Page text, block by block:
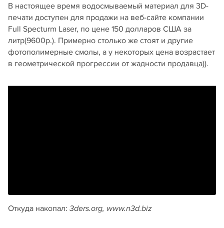
В настоящее время водосмываемый материал для 3D-
печати доступен для продажи на веб-сайте компании
Full Specturm Laser, по цене 150 долларов США за
литр(9600р.). Примерно столько же стоят и другие
фотополимерные смолы, а у некоторых цена возрастает
в геометрической прогрессии от жадности продавца)).
Откуда накопал: 3ders.org, www.n3d.biz